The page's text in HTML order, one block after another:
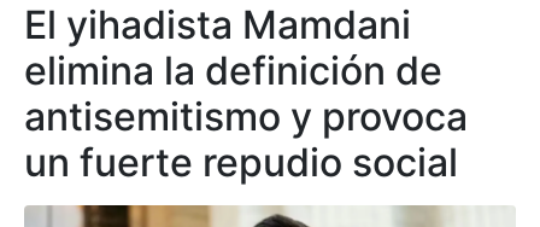
El yihadista Mamdani
elimina la definición de
antisemitismo y provoca
un fuerte repudio social